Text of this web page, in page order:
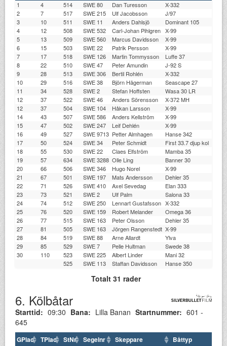
1 4 514 SWE 80 Dan Turesson X-332
2
7 517 SWE 215 Ulf Jacobsson J/97
3
10 511 SWE 11 Anders Dahlsjö Dominant 105
4
12 508 SWE 532 Carl-Johan Pihlgren X-99
5
13 509 SWE 560 Marcus Davidsson X-99
6
15 503 SWE 22 Patrik Persson X-99
7
17 518 SWE 126 Martin Tommysson Luffe 37
8
22 510 SWE 47 Peter Amundin J-92 S
9
28 513 SWE 306 Bertil Rohlén X-332
10
29 516 SWE 38 Björn Hägerman Seascape 27
11
34 528 SWE 2 Stefan Hoffsten Wasa 30 LR
12
37 522 SWE 46 Anders Sörensson X-372 MH
12
37 504 SWE 104 Håkan Larsson X-99
14
43 507 SWE 586 Anders Kellström X-99
15
47 502 SWE 247 Leif Dehlén X-99
16
49 527 SWE 9713 Petter Almhagen Hanse 342
17
50 524 SWE 34 Peter Schmidt First 33.7 djup kol
18
55 530 SWE 22 Claes Elfström Mamba 35
19
57 634 SWE 3288 Olle Ling Banner 30
20
66 506 SWE 346 Hugo Norel X-99
21
67 501 SWE 197 Mats Andersson Dehler 35
22
71 526 SWE 410 Axel Sevedag Elan 333
23
73 521 SWE 2 Ulf Palm Salona 33
24
74 512 SWE 250 Lennart Gustafsson X-332
25
76 520 SWE 159 Robert Melander Omega 36
26
77 515 SWE 163 Peter Olsson Dehler 35
27
81 505 SWE 163 Jörgen Rangenstedt X-99
28
84 519 SWE 88 Arne Allardt Ylva
29
85 529 SWE 7 Pelle Hultman Swede 38
30
110 523 SWE 225 Albert Linder Mani 32
525
SWE 113 Staffan Davidsson Hanse 350
Totalt 31 rader
6. Kölbåtar
Starttid: 09:30 Bana: Lilla Banan Startnummer: 601 -
645
GPlac TPlac StNr Segelnr Skeppare Båttyp